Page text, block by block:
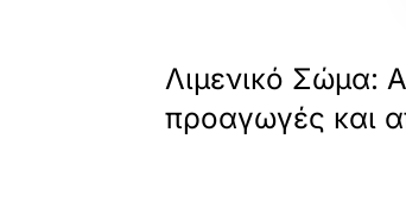
Λιμενικό Σώμα:
προαγωγές και